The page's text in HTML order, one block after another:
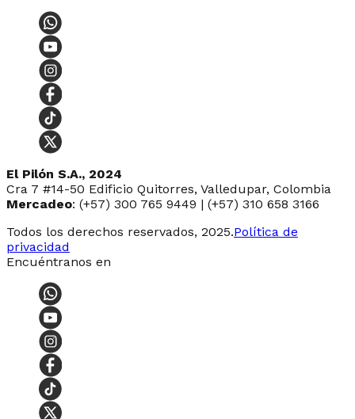
El Pilón S.A., 2024
Cra 7 #14-50 Edificio Quitorres, Valledupar, Colombia
Mercadeo: (+57) 300 765 9449 | (+57) 310 658 3166
Todos los derechos reservados, 2025.Política de
privacidad
Encuéntranos en